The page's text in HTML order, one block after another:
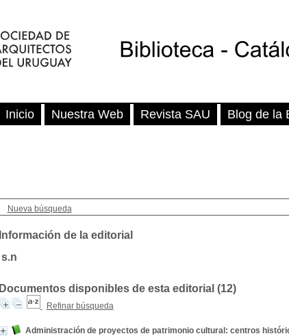
Nueva búsqueda
Información de la editorial
s.n
Documentos disponibles de esta editorial (12)
Refinar búsqueda
Administración de proyectos de patrimonio cultural: centros
Inicio Nuestra Web Revista SAU Blog de la